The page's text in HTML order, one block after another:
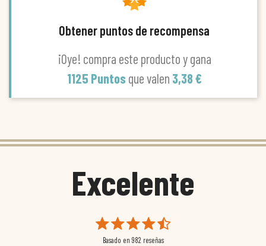
Obtener puntos de recompensa
¡Oye! compra este producto y gana
1125 Puntos que valen 3,38 €
Excelente
Basado en 982 reseñas